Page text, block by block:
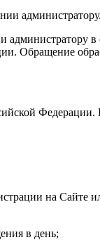
администратору.
Обращение
на Сайте
в день;